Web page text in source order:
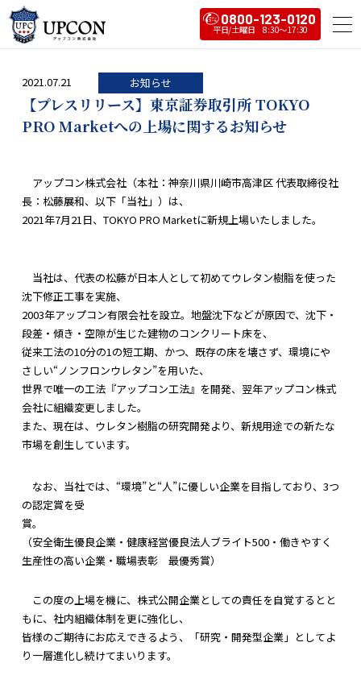
0800-123-0120
2021.07.21 お知らせ
【プレスリリース】東京証券取引所 TOKYO
PRO Marketへの上場に関するお知らせ
アップコン株式会社（本社：神奈川県川崎市高津区 代表取締役社
⾧：松藤展和、以下「当社」）は、
2021年7月21日、TOKYO PRO Marketに新規上場いたしました。
当社は、代表の松藤が日本人として初めてウレタン樹脂を使った
沈下修正工事を実施、
2003年アップコン有限会社を設立。地盤沈下などが原因で、沈下・
段差・傾き・空隙が生じた建物のコンクリート床を、
従来工法の10分の1の短工期、かつ、既存の床を壊さず、環境にや
さしい“ノンフロンウレタン”を用いた、
世界で唯一の工法『アップコン工法』を開発、翌年アップコン株式
会社に組織変更しました。
また、現在は、ウレタン樹脂の研究開発より、新規用途での新たな
市場を創生しています。
なお、当社では、“環境”と“人”に優しい企業を目指しており、3つ
の認定賞を受
（安全衛生優良企業・健康経営優良法人ブライト500・働きやすく
生産性の高い企業・職場表彰 最優秀賞）
この度の上場を機に、株式公開企業としての責任を自覚するとと
もに、社内組織体制を更に強化し、
皆様のご期待にお応えできるよう、「研究・開発型企業」としてよ
り一層進化し続けてまいります。